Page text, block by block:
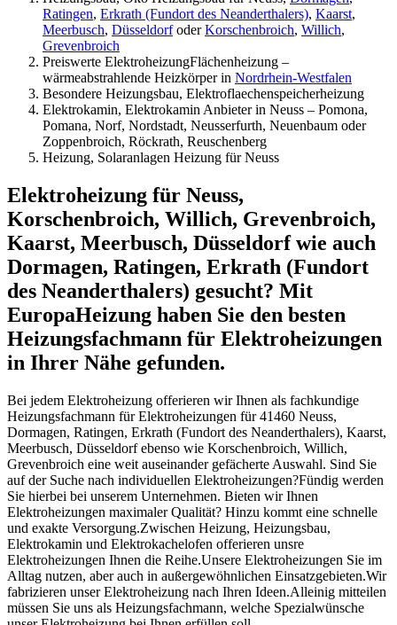
Ratingen, Erkrath (Fundort des Neanderthalers), Kaarst,
Meerbusch, DüsseldorfoderKorschenbroich, Willich,
Grevenbroich
Preiswerte ElektroheizungFlächenheizung –
wärmeabstrahlende Heizkörper in Nordrhein-Westfalen
Besondere Heizungsbau, Elektroflaechenspeicherheizung
Elektrokamin, Elektrokamin Anbieter in Neuss – Pomona,
Pomana, Norf, Nordstadt, Neusserfurth, Neuenbaum oder
Zoppenbroich, Röckrath, Reuschenberg
Heizung, Solaranlagen Heizung für Neuss
Elektroheizung für Neuss,
Korschenbroich, Willich, Grevenbroich,
Kaarst, Meerbusch, Düsseldorf wie auch
Dormagen, Ratingen, Erkrath (Fundort
des Neanderthalers) gesucht? Mit
EuropaHeizung haben Sie den besten
Heizungsfachmann für Elektroheizungen
in Ihrer Nähe gefunden.
Bei jedem Elektroheizung offerieren wir Ihnen als fachkundige
Heizungsfachmann für Elektroheizungen für 41460 Neuss,
Dormagen, Ratingen, Erkrath (Fundort des Neanderthalers), Kaarst,
Meerbusch, Düsseldorf ebenso wie Korschenbroich, Willich,
Grevenbroich eine weit auseinander gefächerte Auswahl. Sind Sie
auf der Suche nach individuellen Elektroheizungen?Fündig werden
Sie hierbei bei unserem Unternehmen. Bieten wir Ihnen
Elektroheizungen maximaler Qualität? Hinzu kommt eine schnelle
und exakte Versorgung.Zwischen Heizung, Heizungsbau,
Elektrokamin und Elektrokachelofen offerieren unsre
Elektroheizungen Ihnen die Reihe.Unsere Elektroheizungen Sie im
Alltag nutzen, aber auch in außergewöhnlichen Einsatzgebieten.Wir
fabrizieren unser Elektroheizung nach Ihren Ideen.Alleinig mitteilen
müssen Sie uns als Heizungsfachmann, welche Spezialwünsche